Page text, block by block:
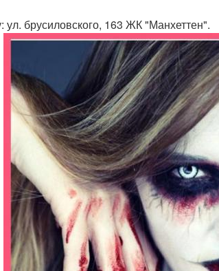
брусиловского, 163 ЖК "Манхеттен".